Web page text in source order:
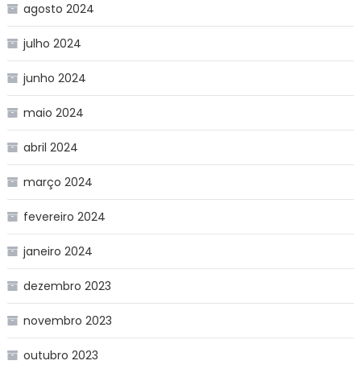
agosto 2024
julho 2024
junho 2024
maio 2024
abril 2024
março 2024
fevereiro 2024
janeiro 2024
dezembro 2023
novembro 2023
outubro 2023